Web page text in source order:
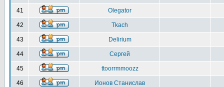
41 Olegator
42 Tkach
43 Delirium
44 Сергей
45 ttoorrmmoozz
46 Ионов Станислав